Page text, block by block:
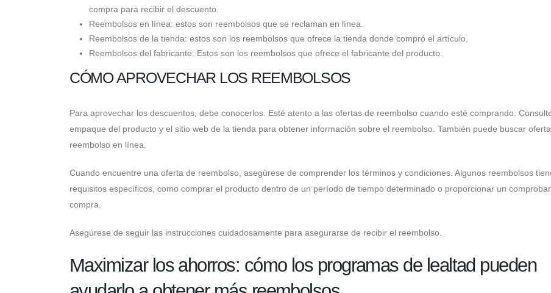
compra para recibir el descuento.
Reembolsos en línea: estos son reembolsos que se reclaman en línea.
Reembolsos de la tienda: estos son los reembolsos que ofrece la tienda donde compró el artículo.
Reembolsos del fabricante: Estos son los reembolsos que ofrece el fabricante del producto.
CÓMO APROVECHAR LOS REEMBOLSOS
Para aprovechar los descuentos, debe conocerlos. Esté atento a las ofertas de reembolso cuando esté comprando.
empaque del producto y el sitio web de la tienda para obtener información sobre el reembolso. También puede buscar
reembolso en línea.
Cuando encuentre una oferta de reembolso, asegúrese de comprender los términos y condiciones. Algunos reembolsos
requisitos específicos, como comprar el producto dentro de un período de tiempo determinado o proporcionar un
compra.
Asegúrese de seguir las instrucciones cuidadosamente para asegurarse de recibir el reembolso.
Maximizar los ahorros: cómo los programas de lealtad pueden